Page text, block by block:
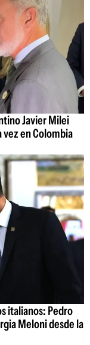
Javier Milei
en Colombia
italianos: Pedro
Meloni desde la